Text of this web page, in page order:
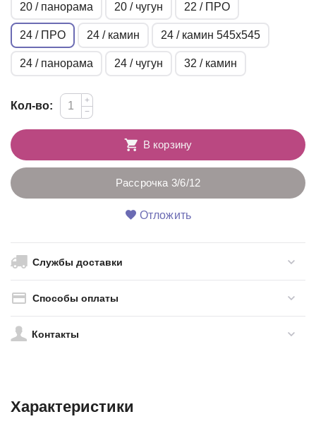
20 / панорама 20 / чугун 22 / ПРО
24 / ПРО 24 / камин 24 / камин 545х545
24 / панорама 24 / чугун 32 / камин
Кол-во:
+
−
В корзину
Рассрочка 3/6/12
Отложить
Службы доставки
Способы оплаты
Контакты
Характеристики